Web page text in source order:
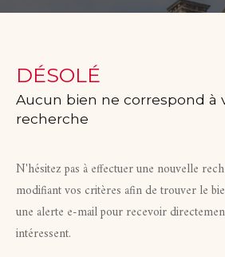
DÉSOLÉ
Aucun bien ne correspond à
recherche
N'hésitez pas à effectuer une nouvelle
modifiant vos critères afin de trouver le
une alerte e-mail pour recevoir
intéressent.
Ville
Surface
Surface